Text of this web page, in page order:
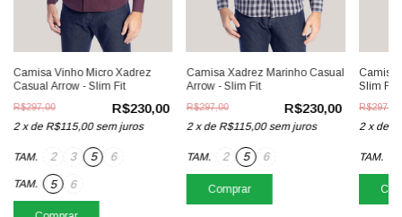
Camisa Vinho Micro Xadrez
Casual Arrow - Slim Fit
R$230,00
R$297,00
2 xde R$115,00 sem juros
TAM. 2 3 5 6
TAM. 5 6
Camisa Xadrez Marinho Casual
Arrow - Slim Fit
R$230,00
R$297,00
2 xde R$115,00 sem juros
TAM. 2 5 6
Comprar
Camisa
Slim Fit
R$297,00
2 x de
TAM.